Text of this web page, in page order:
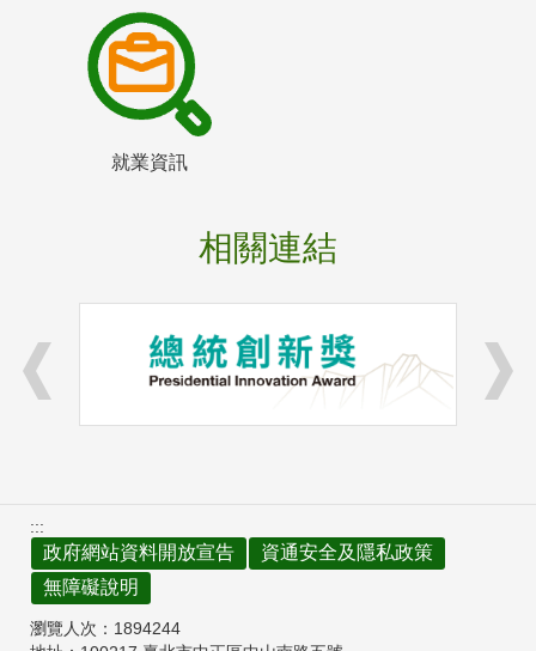
就業資訊
相關連結
:::
政府網站資料開放宣告
資通安全及隱私政策
無障礙說明
瀏覽人次： 1894244